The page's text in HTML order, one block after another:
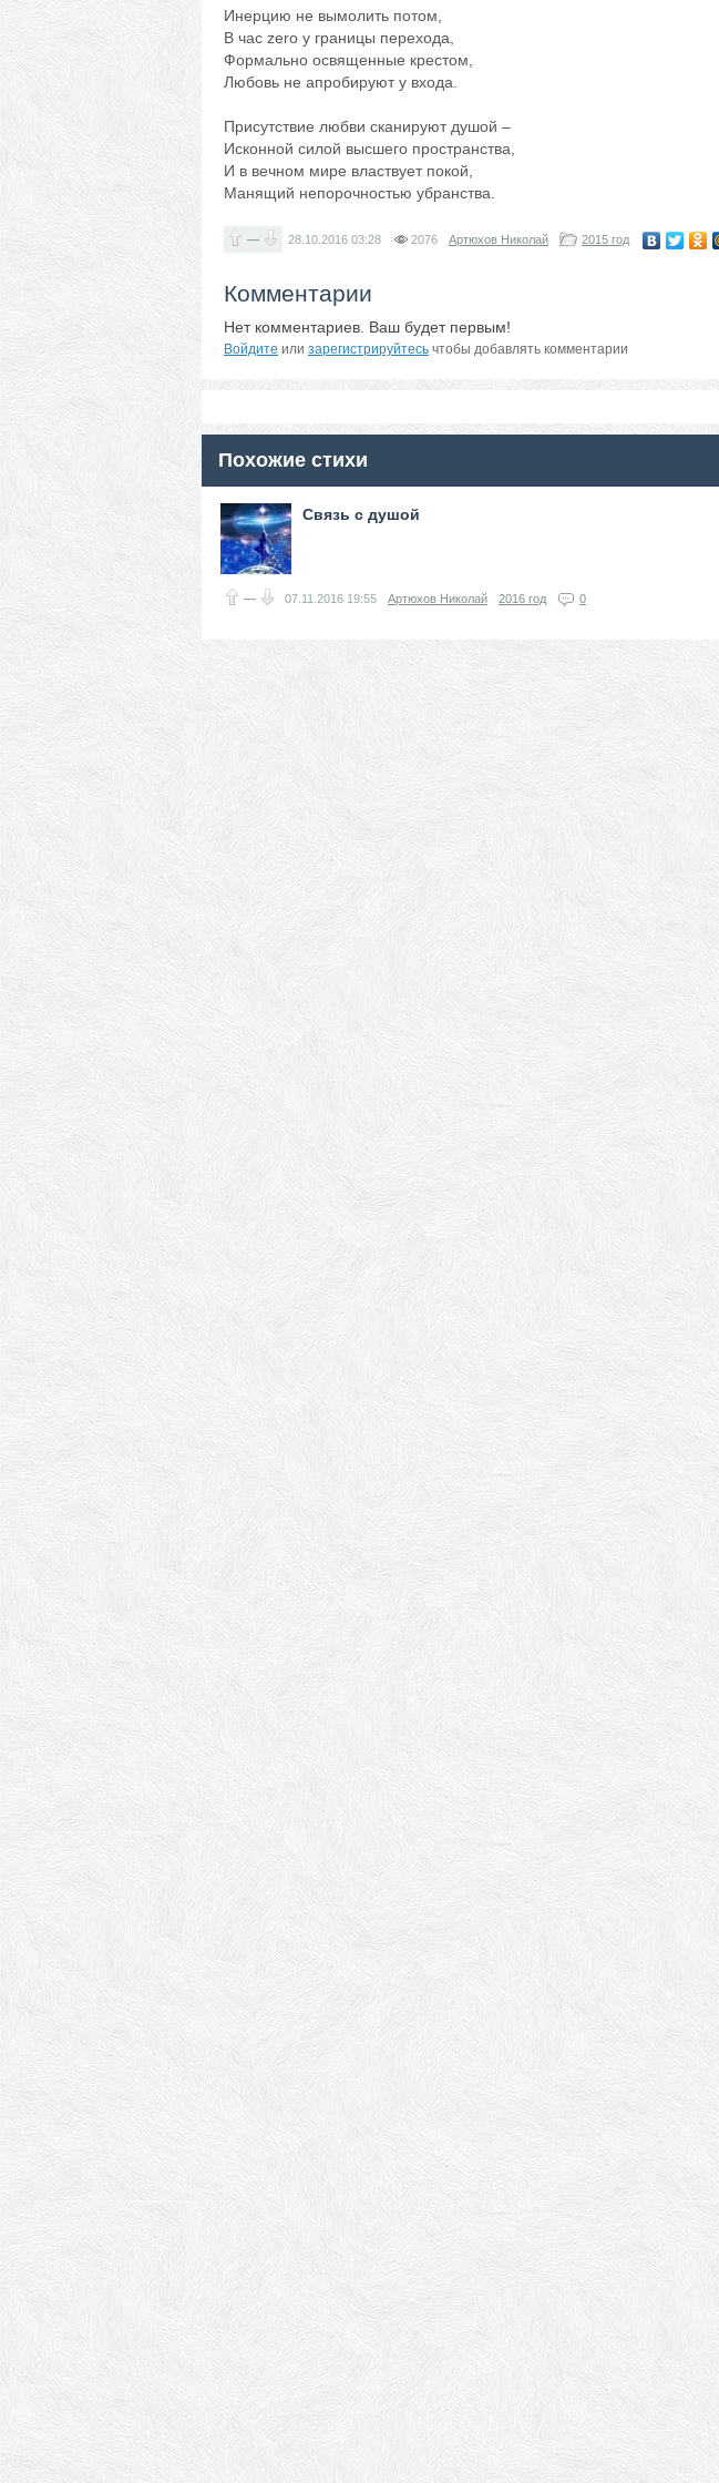
Инерцию не вымолить потом,
В час zero у границы перехода,
Формально освященные крестом,
Любовь не апробируют у входа.
Присутствие любви сканируют душой –
Исконной силой высшего пространства,
И в вечном мире властвует покой,
Манящий непорочностью убранства.
— 28.10.2016 03:28 2076 Артюхов Николай 2015 год
Комментарии
Нет комментариев. Ваш будет первым!
Войдите или зарегистрируйтесь чтобы добавлять комментарии
Похожие стихи
Связь с душой
— 07.11.2016 19:55 Артюхов Николай 2016 год 0